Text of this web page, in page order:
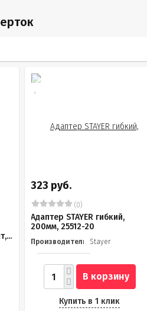
323 руб.
(0)
Адаптер STAYER гибкий,
200мм, 25512-20
Производитель Stayer
В корзину
Купить в 1 клик